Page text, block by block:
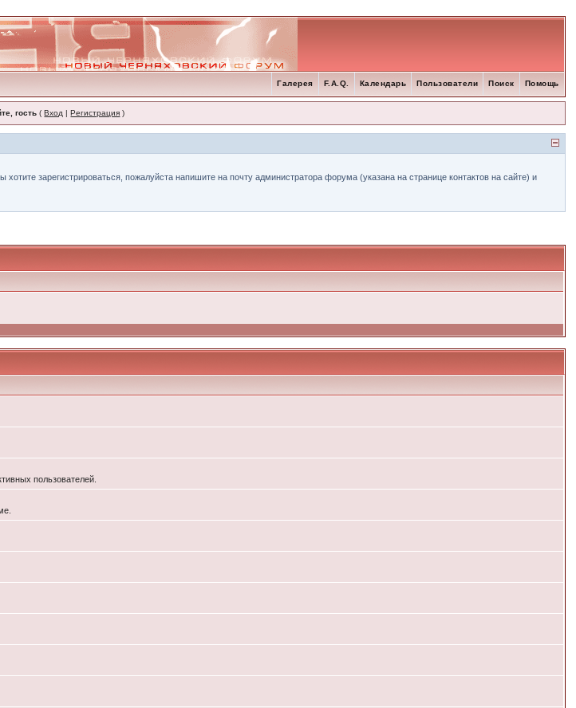
Помощь
Поиск
Пользователи
Календарь
F.A.Q.
Галерея
гость (Вход |Регистрация )
зарегистрироваться, пожалуйста напишите на почту администратора форума (указана на странице контактов на сайте) и
пользователей.